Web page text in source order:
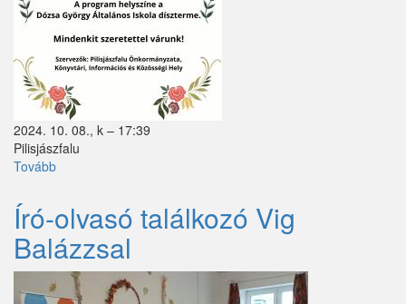
Vámosmikola
Verseg
Zebegény
Zsámbok
2024. 10. 08., k – 17:39
Pilisjászfalu
Tovább
Író-olvasó találkozó Vig
Balázzsal